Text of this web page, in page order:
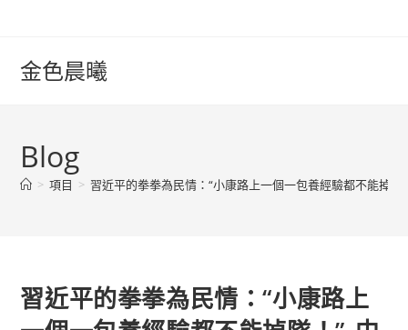
content金色晨曦
Blog
> 項目 > 習近平的拳拳為民情：“小康路上一個一包養經驗都不能掉隊
習近平的拳拳為民情：“小康路上